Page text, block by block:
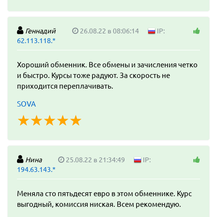
Геннадий 26.08.22 в 08:06:14
IP:
62.113.118.*
Хороший обменник. Все обмены и зачисления четко
и быстро. Курсы тоже радуют. За скорость не
приходится переплачивать.
SOVA
☆☆☆☆☆
★★★★★
Нина 25.08.22 в 21:34:49
IP:
194.63.143.*
Меняла сто пятьдесят евро в этом обменнике. Курс
выгодный, комиссия ниская. Всем рекомендую.